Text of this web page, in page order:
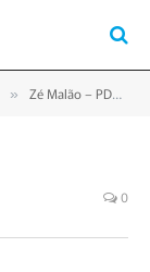
» Zé Malão – PDT
0